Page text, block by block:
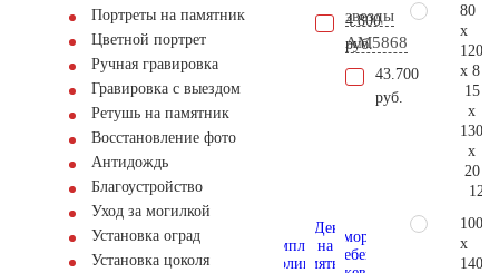
Портреты на памятник
Цветной портрет
Ручная гравировка
Гравировка с выездом
Ретушь на памятник
Восстановление фото
Антидождь
Благоустройство
Уход за могилкой
Установка оград
Установка цоколя
4.800
руб.
звезды
AM5868
43.700
руб.
80
x
120
x 8
15
x
130
x
20
100
x
140